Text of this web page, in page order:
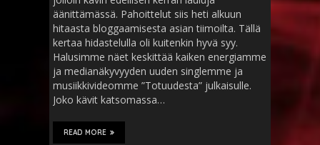
äänittämässä. Pahoittelut siis heti alkuun
hitaasta bloggaamisesta asian tiimoilta. Tällä
kertaa hidastelulla oli kuitenkin hyvä syy.
Halusimme näet keskittää kaiken energiamme
ja medianäkyvyyden uuden singlemme ja
musiikkivideomme ”Totuudesta” julkaisulle.
Joko kävit katsomassa…
READ MORE